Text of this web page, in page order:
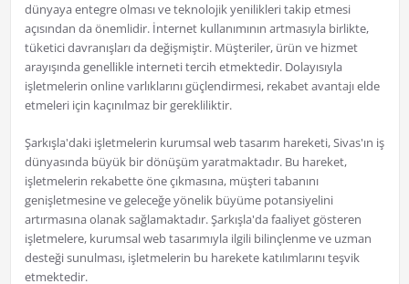
dünyaya entegre olması ve teknolojik yenilikleri takip etmesi
açısından da önemlidir. İnternet kullanımının artmasıyla birlikte,
tüketici davranışları da değişmiştir. Müşteriler, ürün ve hizmet
arayışında genellikle interneti tercih etmektedir. Dolayısıyla
işletmelerin online varlıklarını güçlendirmesi, rekabet avantajı elde
etmeleri için kaçınılmaz bir gerekliliktir.
Şarkışla'daki işletmelerin kurumsal web tasarım hareketi, Sivas'ın iş
dünyasında büyük bir dönüşüm yaratmaktadır. Bu hareket,
işletmelerin rekabette öne çıkmasına, müşteri tabanını
genişletmesine ve geleceğe yönelik büyüme potansiyelini
artırmasına olanak sağlamaktadır. Şarkışla'da faaliyet gösteren
işletmelere, kurumsal web tasarımıyla ilgili bilinçlenme ve uzman
desteği sunulması, işletmelerin bu harekete katılımlarını teşvik
etmektedir.